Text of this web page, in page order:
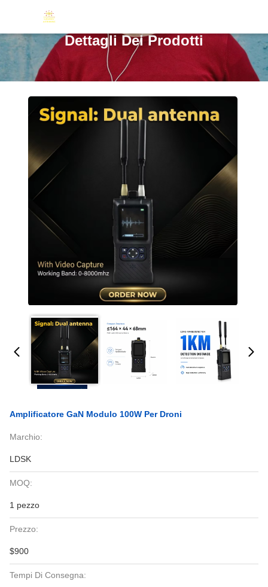
Dettagli Dei Prodotti
Amplificatore GaN Modulo 100W Per Droni
Marchio:
LDSK
MOQ:
1 pezzo
Prezzo:
$900
Tempi Di Consegna: